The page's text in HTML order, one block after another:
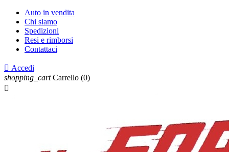
Auto in vendita
Chi siamo
Spedizioni
Resi e rimborsi
Contattaci
 Accedi
shopping_cart Carrello (0)
